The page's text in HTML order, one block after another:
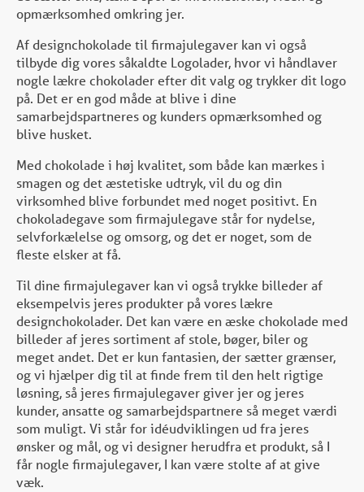
opmærksomhed omkring jer.
Af designchokolade til firmajulegaver kan vi også
tilbyde dig vores såkaldte Logolader, hvor vi håndlaver
nogle lækre chokolader efter dit valg og trykker dit logo
på. Det er en god måde at blive i dine
samarbejdspartneres og kunders opmærksomhed og
blive husket.
Med chokolade i høj kvalitet, som både kan mærkes i
smagen og det æstetiske udtryk, vil du og din
virksomhed blive forbundet med noget positivt. En
chokoladegave som firmajulegave står for nydelse,
selvforkælelse og omsorg, og det er noget, som de
fleste elsker at få.
Til dine firmajulegaver kan vi også trykke billeder af
eksempelvis jeres produkter på vores lækre
designchokolader. Det kan være en æske chokolade med
billeder af jeres sortiment af stole, bøger, biler og
meget andet. Det er kun fantasien, der sætter grænser,
og vi hjælper dig til at finde frem til den helt rigtige
løsning, så jeres firmajulegaver giver jer og jeres
kunder, ansatte og samarbejdspartnere så meget værdi
som muligt. Vi står for idéudviklingen ud fra jeres
ønsker og mål, og vi designer herudfra et produkt, så I
får nogle firmajulegaver, I kan være stolte af at give
væk.